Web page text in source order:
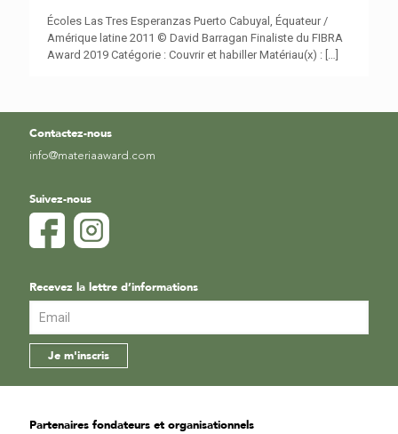
Écoles Las Tres Esperanzas Puerto Cabuyal, Équateur /
Amérique latine 2011 © David Barragan Finaliste du FIBRA
Award 2019 Catégorie : Couvrir et habiller Matériau(x) :
Contactez-nous
info@materiaaward.com
Suivez-nous
Recevez la lettre d’informations
Partenaires fondateurs et organisationnels